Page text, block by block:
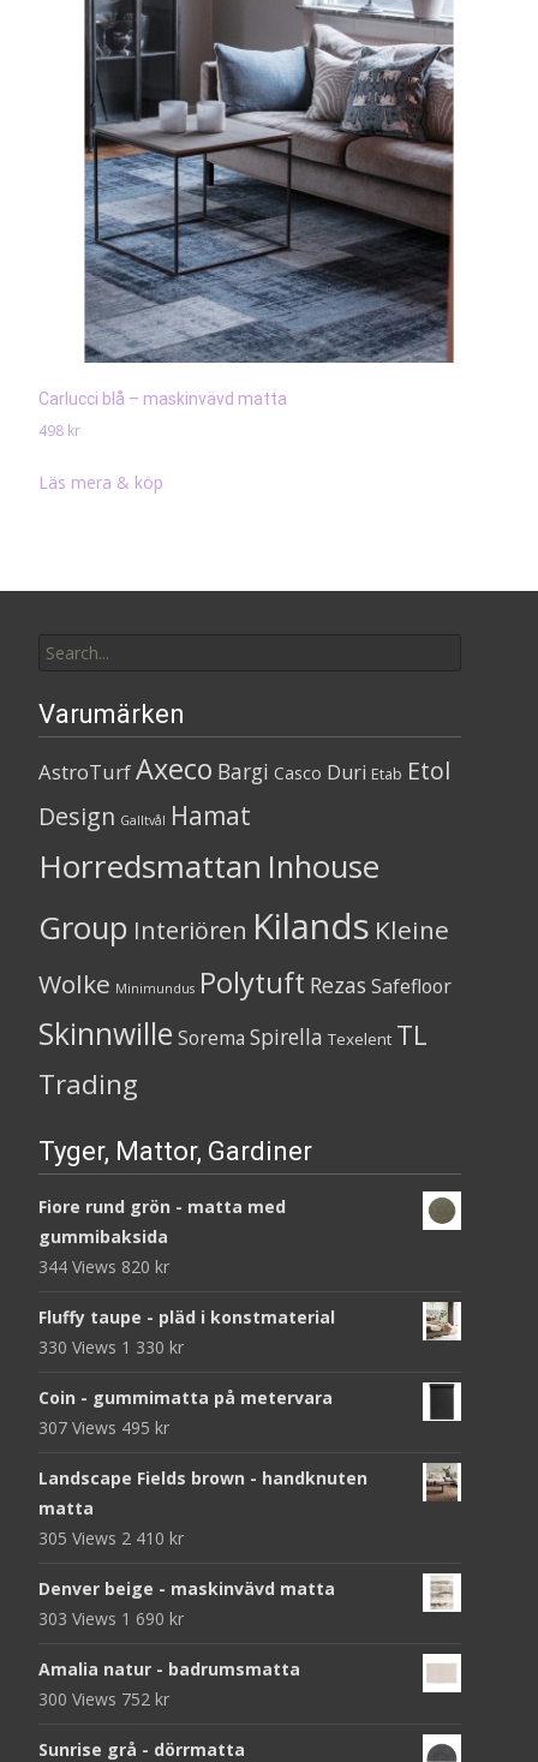
Carlucci blå – maskinvävd matta
498 kr
Läs mera & köp
for:
Varumärken
AstroTurfAxeco Bargi Casco Duri Etab Etol
Design Galltvål Hamat
Horredsmattan Inhouse
Group Interiören Kilands Kleine
Wolke Minimundus Polytuft Rezas Safefloor
Skinnwille Sorema Spirella Texelent TL
Trading
Tyger, Mattor, Gardiner
Fiore rund grön - matta med
gummibaksida
344 Views 820 kr
Fluffy taupe - pläd i konstmaterial
330 Views 1 330 kr
Coin - gummimatta på metervara
307 Views 495 kr
Landscape Fields brown - handknuten
matta
305 Views 2 410 kr
Denver beige - maskinvävd matta
303 Views 1 690 kr
Amalia natur - badrumsmatta
300 Views 752 kr
Sunrise grå - dörrmatta